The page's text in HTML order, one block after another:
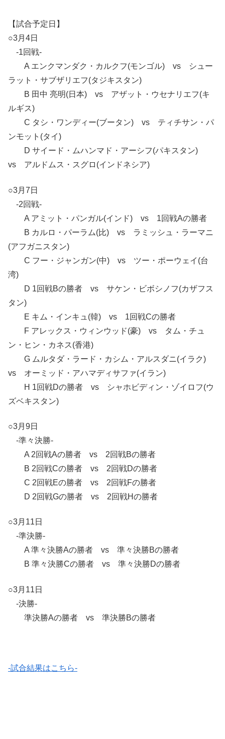
【試合予定日】
○3月4日
-1回戦-
A エンクマンダク・カルクフ(モンゴル) vs シュー
ラット・サブザリエフ(タジキスタン)
B 田中 亮明(日本) vs アザット・ウセナリエフ(キ
ルギス)
C タシ・ワンディー(ブータン) vs ティチサン・パ
ンモット(タイ)
D サイード・ムハンマド・アーシフ(パキスタン)
vs アルドムス・スグロ(インドネシア)
○3月7日
-2回戦-
A アミット・パンガル(インド) vs 1回戦Aの勝者
B カルロ・パーラム(比) vs ラミッシュ・ラーマニ
(アフガニスタン)
C フー・ジャンガン(中) vs ツー・ポーウェイ(台
湾)
D 1回戦Bの勝者 vs サケン・ビボシノフ(カザフス
タン)
E キム・インキュ(韓) vs 1回戦Cの勝者
F アレックス・ウィンウッド(豪) vs タム・チュ
ン・ヒン・カネス(香港)
G ムルタダ・ラード・カシム・アルスダニ(イラク)
vs オーミッド・アハマディサファ(イラン)
H 1回戦Dの勝者 vs シャホビディン・ゾイロフ(ウ
ズベキスタン)
○3月9日
-準々決勝-
A 2回戦Aの勝者 vs 2回戦Bの勝者
B 2回戦Cの勝者 vs 2回戦Dの勝者
C 2回戦Eの勝者 vs 2回戦Fの勝者
D 2回戦Gの勝者 vs 2回戦Hの勝者
○3月11日
-準決勝-
A 準々決勝Aの勝者 vs 準々決勝Bの勝者
B 準々決勝Cの勝者 vs 準々決勝Dの勝者
○3月11日
-決勝-
準決勝Aの勝者 vs 準決勝Bの勝者
-試合結果はこちら-